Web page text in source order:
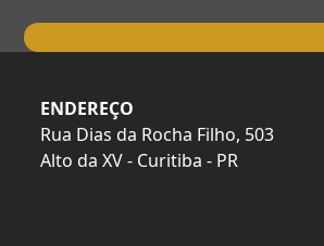
ENDEREÇO
Rua Dias da Rocha Filho, 503
Alto da XV - Curitiba - PR